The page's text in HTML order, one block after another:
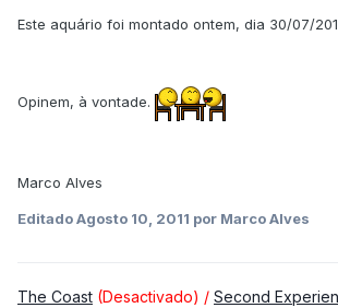
Este aquário foi montado ontem, dia 30/07/
Opinem, à vontade.
Marco Alves
EditadoAgosto 10, 2011 por Marco Alves
The Coast (Desactivado) / Second